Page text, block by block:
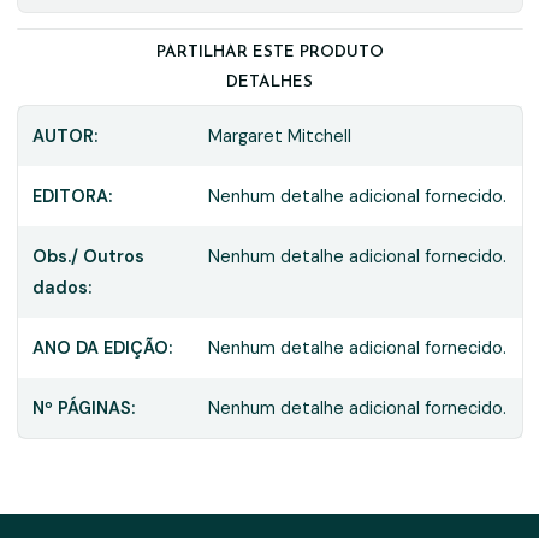
PARTILHAR ESTE PRODUTO
DETALHES
AUTOR: Margaret Mitchell
EDITORA: Nenhum detalhe adicional fornecido.
Obs./ Outros
dados:
Nenhum detalhe adicional fornecido.
ANO DA EDIÇÃO: Nenhum detalhe adicional fornecido.
Nº PÁGINAS: Nenhum detalhe adicional fornecido.